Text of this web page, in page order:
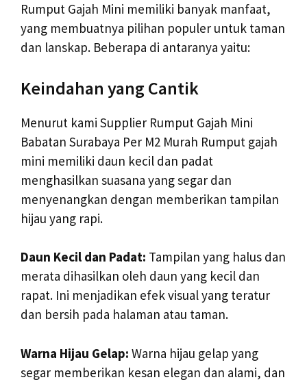
Rumput Gajah Mini memiliki banyak manfaat,
yang membuatnya pilihan populer untuk taman
dan lanskap. Beberapa di antaranya yaitu:
Keindahan yang Cantik
Menurut kami Supplier Rumput Gajah Mini
Babatan Surabaya Per M2 Murah Rumput gajah
mini memiliki daun kecil dan padat
menghasilkan suasana yang segar dan
menyenangkan dengan memberikan tampilan
hijau yang rapi.
Daun Kecil dan Padat: Tampilan yang halus dan
merata dihasilkan oleh daun yang kecil dan
rapat. Ini menjadikan efek visual yang teratur
dan bersih pada halaman atau taman.
Warna Hijau Gelap: Warna hijau gelap yang
segar memberikan kesan elegan dan alami, dan